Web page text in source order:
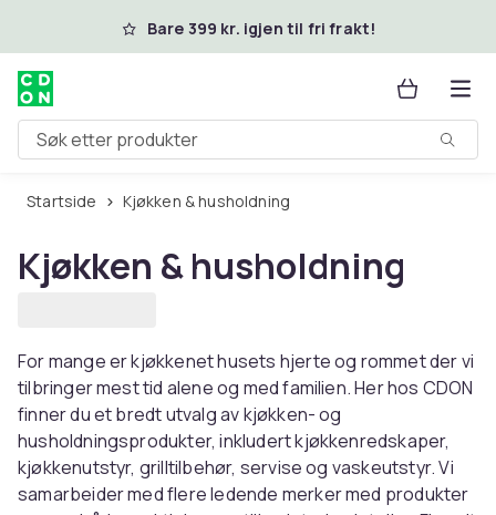
Hopp til hovedinnholdBare 399 kr. igjen til fri frakt!
Søk etter produkter
Startside Kjøkken & husholdning
Kjøkken & husholdning
For mange er kjøkkenet husets hjerte og rommet der vi
tilbringer mest tid alene og med familien. Her hos CDON
finner du et bredt utvalg av kjøkken- og
husholdningsprodukter, inkludert kjøkkenredskaper,
kjøkkenutstyr, grilltilbehør, servise og vaskeutstyr. Vi
samarbeider med flere ledende merker med produkter